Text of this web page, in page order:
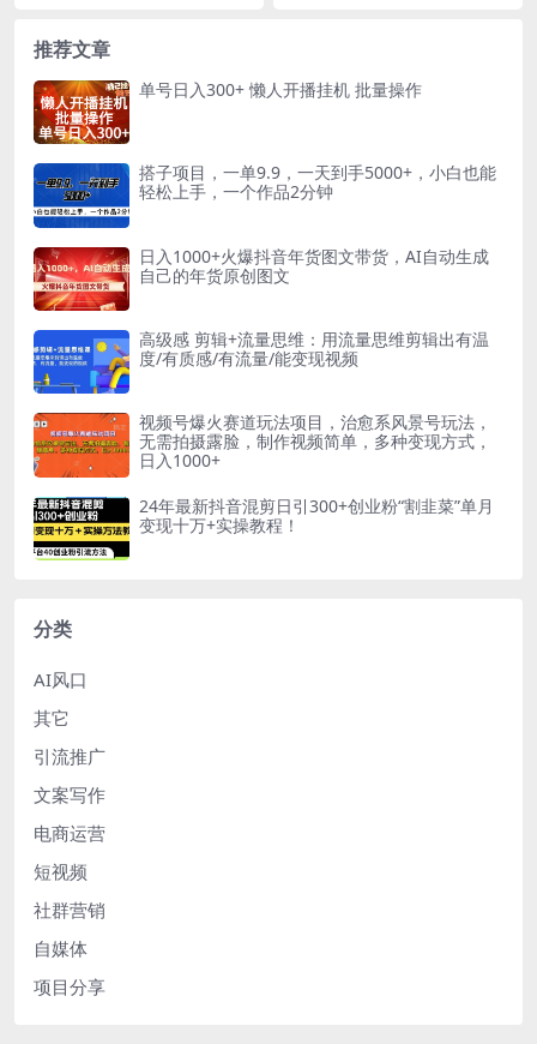
推荐文章
单号日入300+ 懒人开播挂机 批量操作
搭子项目，一单9.9，一天到手5000+，小白也能
轻松上手，一个作品2分钟
日入1000+火爆抖音年货图文带货，AI自动生成
自己的年货原创图文
高级感 剪辑+流量思维：用流量思维剪辑出有温
度/有质感/有流量/能变现视频
视频号爆火赛道玩法项目，治愈系风景号玩法，
无需拍摄露脸，制作视频简单，多种变现方式，
日入1000+
24年最新抖音混剪日引300+创业粉“割韭菜”单月
变现十万+实操教程！
分类
AI风口
其它
引流推广
文案写作
电商运营
短视频
社群营销
自媒体
项目分享